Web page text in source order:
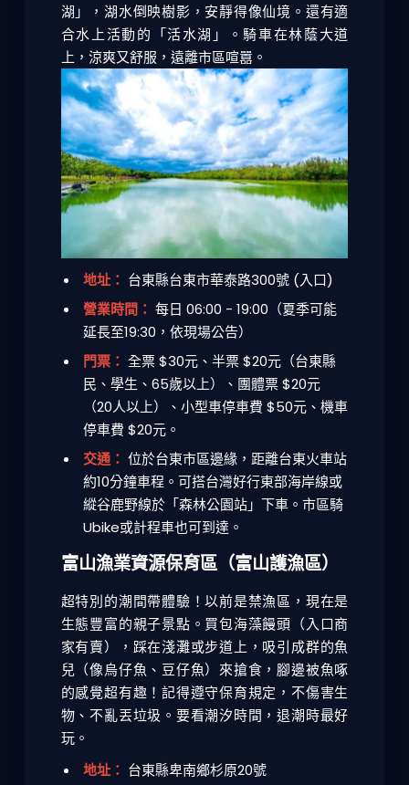
湖」，湖水倒映樹影，安靜得像仙境。還有適
合水上活動的「活水湖」。騎車在林蔭大道
上，涼爽又舒服，遠離市區喧囂。
地址： 台東縣台東市華泰路300號 (入口)
營業時間： 每日 06:00 - 19:00（夏季可能
延長至19:30，依現場公告）
門票： 全票 $30元、半票 $20元（台東縣
民、學生、65歲以上）、團體票 $20元
（20人以上）、小型車停車費 $50元、機車
停車費 $20元。
交通： 位於台東市區邊緣，距離台東火車站
約10分鐘車程。可搭台灣好行東部海岸線或
縱谷鹿野線於「森林公園站」下車。市區騎
Ubike或計程車也可到達。
富山漁業資源保育區（富山護漁區）
超特別的潮間帶體驗！以前是禁漁區，現在是
生態豐富的親子景點。買包海藻饅頭（入口商
家有賣），踩在淺灘或步道上，吸引成群的魚
兒（像烏仔魚、豆仔魚）來搶食，腳邊被魚啄
的感覺超有趣！記得遵守保育規定，不傷害生
物、不亂丟垃圾。要看潮汐時間，退潮時最好
玩。
地址： 台東縣卑南鄉杉原20號